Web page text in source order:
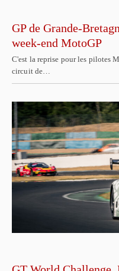
GP de Grande-
week-end MotoGP
C'est la reprise pour les pilotes
circuit de…